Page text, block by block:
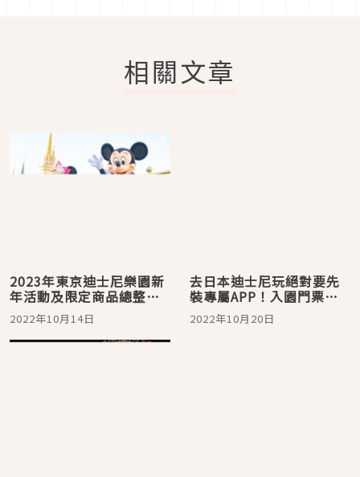
相關文章
2023年東京迪士尼樂園新
年活動及限定商品總整
理！新的一年就跟米奇米
妮一起迎接兔年新氣象
2022年10月14日
去日本迪士尼玩絕對要先
裝專屬APP！入園門票、
排隊登記都可透過它輕鬆
攻略
2022年10月20日